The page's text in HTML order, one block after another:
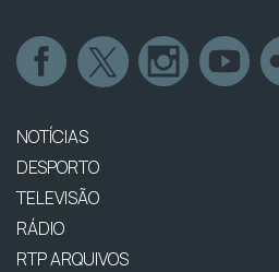
NOTÍCIAS
DESPORTO
TELEVISÃO
RÁDIO
RTP ARQUIVOS